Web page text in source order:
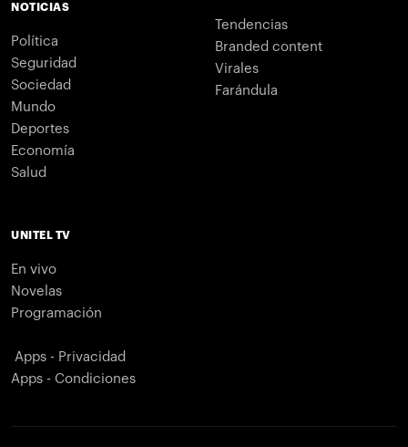
NOTICIAS
Política
Seguridad
Sociedad
Mundo
Deportes
Economía
Salud
Tendencias
Branded content
Virales
Farándula
UNITEL TV
En vivo
Novelas
Programación
Apps - Privacidad
Apps - Condiciones